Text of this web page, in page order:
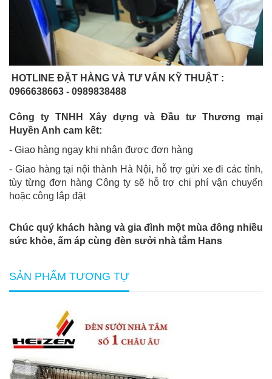
HOTLINE ĐẶT HÀNG VÀ TƯ VẤN KỸ THUẬT :
0966638663 - 0989838488
Công ty TNHH Xây dựng và Đầu tư Thương mại
Huyền Anh cam kết:
- Giao hàng ngay khi nhận được đơn hàng
- Giao hàng tại nội thành Hà Nội, hỗ trợ gửi xe đi các tỉnh,
tùy từng đơn hàng Công ty sẽ hỗ trợ chi phí vận chuyển
hoặc công lắp đặt
Chúc quý khách hàng và gia đình một mùa đông nhiều
sức khỏe, ấm áp cùng đèn sưởi nhà tắm Hans
SẢN PHẨM TƯƠNG TỰ